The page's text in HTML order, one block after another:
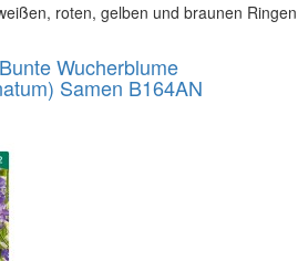
roten, gelben und braunen Ringen
Wucherblume
Samen B164AN